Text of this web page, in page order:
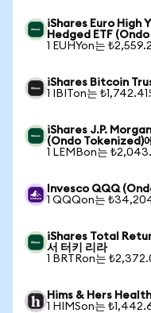
iShares Euro High
Hedged ETF
1 EUHYon는
iShares Bitcoin
1 IBITon는 ₺1,742.41
iShares J.P.
(Ondo Tokenized)
1 LEMBon는
Invesco QQQ
1 QQQon는
iShares Total
서 터키 리라
1 BRTRon는
Hims & Hers
1 HIMSon는